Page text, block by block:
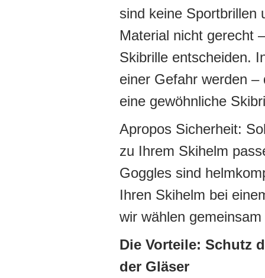
sind keine Sportbrillen
Material nicht gerecht
Skibrille entscheiden.
einer Gefahr werden
eine gewöhnliche
Apropos Sicherheit:
zu Ihrem Skihelm
Goggles sind
Ihren Skihelm bei
wir wählen
Die Vorteile: Schutz
der Gläser